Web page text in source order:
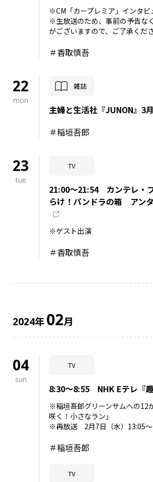
※CM「カープレミア」インタビ
※生放送のため、事前の予告な
がございますので、ご了承くださ
＃香取慎吾
22
mon
雑誌
主婦と生活社『JUNON』3
＃稲垣吾郎
23
tue
TV
21:00～21:54 カンテレ・
らけ！パンドラの箱 アンタ
※ゲスト出演
＃香取慎吾
2024年02月
04
sun
TV
8:30～8:55 NHK Eテレ『趣
※稲垣吾郎グリーンサムへの12
咲く！小さなラン」
※再放送 2月7日（水）13:05～
＃稲垣吾郎
TV